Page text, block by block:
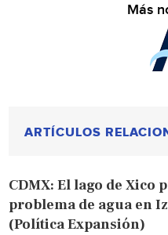
Más
ARTÍCULOS
CDMX: El lago de Xico
problema de agua en
(Política Expansión)